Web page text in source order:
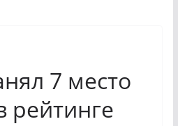
7 место
рейтинге